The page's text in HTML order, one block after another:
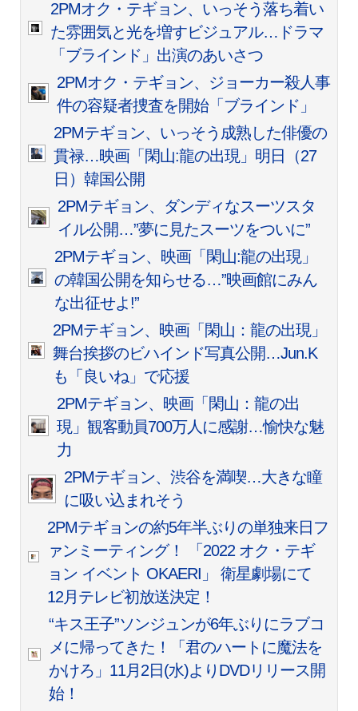
2PMオク・テギョン、いっそう落ち着い
た雰囲気と光を増すビジュアル…ドラマ
「ブラインド」出演のあいさつ
2PMオク・テギョン、ジョーカー殺人事
件の容疑者捜査を開始「ブラインド」
2PMテギョン、いっそう成熟した俳優の
貫禄…映画「閑山:龍の出現」明日（27
日）韓国公開
2PMテギョン、ダンディなスーツスタ
イル公開…”夢に見たスーツをついに”
2PMテギョン、映画「閑山:龍の出現」
の韓国公開を知らせる…”映画館にみん
な出征せよ!”
2PMテギョン、映画「閑山：龍の出現」
舞台挨拶のビハインド写真公開…Jun.K
も「良いね」で応援
2PMテギョン、映画「閑山：龍の出
現」観客動員700万人に感謝…愉快な魅
力
2PMテギョン、渋谷を満喫…大きな瞳
に吸い込まれそう
2PMテギョンの約5年半ぶりの単独来日フ
ァンミーティング！ 「2022 オク・テギ
ョン イベント OKAERI」 衛星劇場にて
12月テレビ初放送決定！
“キス王子”ソンジュンが6年ぶりにラブコ
メに帰ってきた！「君のハートに魔法を
かけろ」11月2日(水)よりDVDリリース開
始！